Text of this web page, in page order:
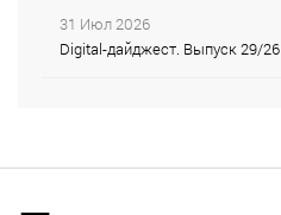
31 Июл 2026
Digital-дайджест. Выпуск 29/26